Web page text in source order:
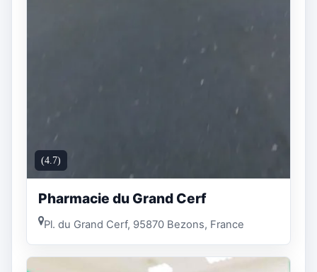
(4.7)
Pharmacie du Grand Cerf
Pl. du Grand Cerf, 95870 Bezons, France